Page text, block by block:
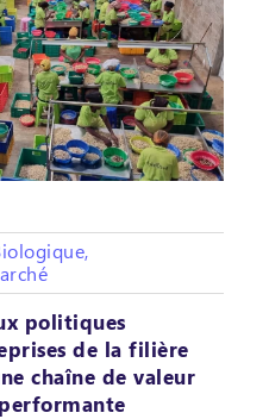
politiques
de la filière
chaîne de valeur